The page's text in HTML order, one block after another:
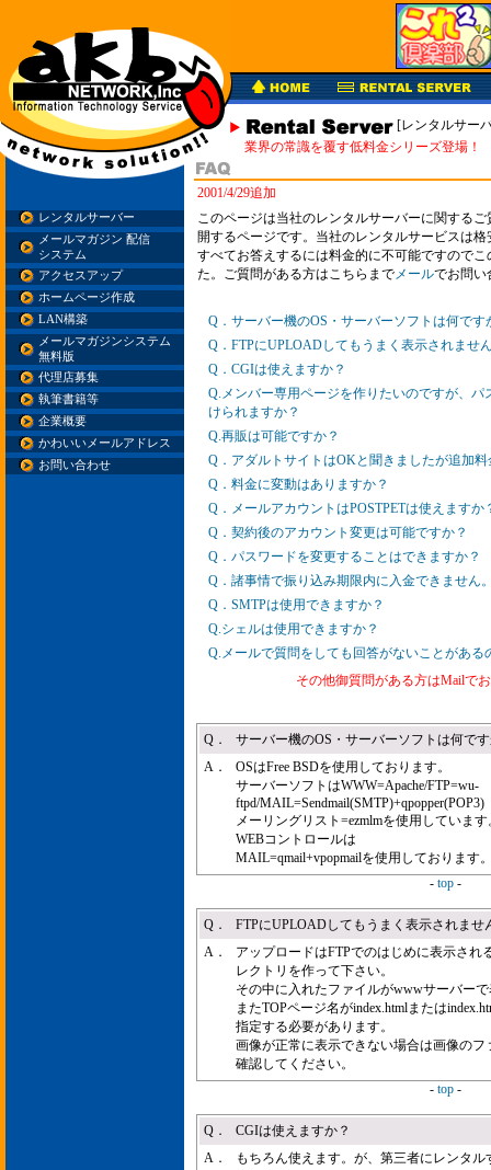
レンタルサーバー
メールマガジン 配信
システム
アクセスアップ
ホームページ作成
LAN構築
メールマガジンシステム
無料版
代理店募集
執筆書籍等
企業概要
かわいいメールアドレス
お問い合わせ
[レンタルサー
業界の常識を覆す低料金シリーズ登場！
2001/4/29追加
このページは当社のレンタルサーバーに関する
開するページです。当社のレンタルサービスは
すべてお答えするには料金的に不可能ですので
た。ご質問がある方はこちらまでメールでお問い
Q．サーバー機のOS・サーバーソフトは何です
Q．FTPにUPLOADしてもうまく表示されませ
Q．CGIは使えますか？
Q.メンバー専用ページを作りたいのですが、
けられますか？
Q.再販は可能ですか？
Q．アダルトサイトはOKと聞きましたが追加
Q．料金に変動はありますか？
Q．メールアカウントはPOSTPETは使えますか
Q．契約後のアカウント変更は可能ですか？
Q．パスワードを変更することはできますか？
Q．諸事情で振り込み期限内に入金できません
Q．SMTPは使用できますか？
Q.シェルは使用できますか？
Q.メールで質問をしても回答がないことがある
その他御質問がある方はMailで
Q．
サーバー機のOS・サーバーソフトは何で
A．
OSはFree BSDを使用しております。
サーバーソフトはWWW=Apache/FTP=wu-
ftpd/MAIL=Sendmail(SMTP)+qpopper(POP3)
メーリングリスト=ezmlmを使用していま
WEBコントロールは
MAIL=qmail+vpopmailを使用しております
- top -
Q．
FTPにUPLOADしてもうまく表示されませ
A．
アップロードはFTPでのはじめに表示され
レクトリを作って下さい。
その中に入れたファイルがwwwサーバー
またTOPページ名がindex.htmlまたは
指定する必要があります。
画像が正常に表示できない場合は画像の
確認してください。
- top -
Q．
CGIは使えますか？
A．
もちろん使えます。が、第三者にレンタ